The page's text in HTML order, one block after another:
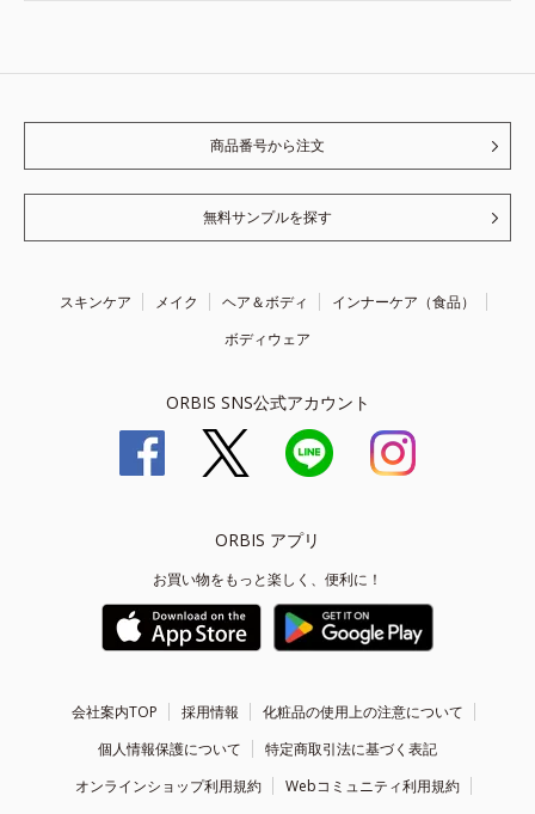
商品番号から注文
無料サンプルを探す
スキンケア メイク ヘア＆ボディ
インナーケア（食品）
ボディウェア
ORBIS SNS公式アカウント
ORBIS アプリ
お買い物をもっと楽しく、便利に！
会社案内TOP 採用情報
化粧品の使用上の注意について
個人情報保護について
特定商取引法に基づく表記
オンラインショップ利用規約
Webコミュニティ利用規約